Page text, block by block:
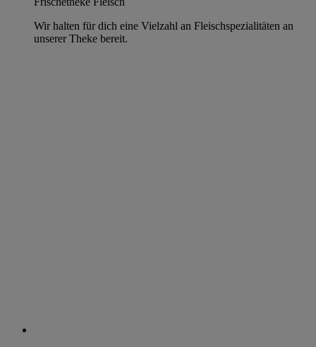
Wir halten für dich eine Vielzahl an Fleischspezialitäten an
unserer Theke bereit.